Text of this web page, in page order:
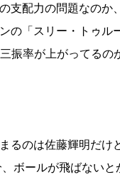
支配力の問題なのか
の「スリー・トゥル
振率が上がってるの
るのは佐藤輝明だけ
ボールが飛ばない